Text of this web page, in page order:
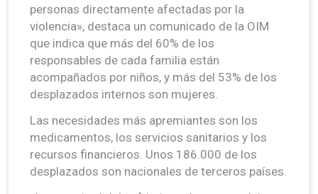
personas directamente afectadas por la
violencia», destaca un comunicado de la OIM
que indica que más del 60% de los
responsables de cada familia están
acompañados por niños, y más del 53% de los
desplazados internos son mujeres.
Las necesidades más apremiantes son los
medicamentos, los servicios sanitarios y los
recursos financieros. Unos 186.000 de los
desplazados son nacionales de terceros países.